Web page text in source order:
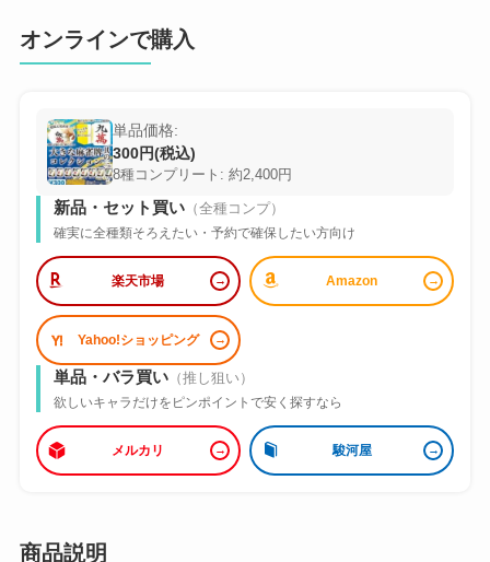
オンラインで購入
単品価格:
300円(税込)
8種コンプリート: 約2,400円
新品・セット買い（全種コンプ）
確実に全種類そろえたい・予約で確保したい方向け
楽天市場 Amazon
Yahoo!ショッピング
単品・バラ買い（推し狙い）
欲しいキャラだけをピンポイントで安く探すなら
メルカリ 駿河屋
商品説明